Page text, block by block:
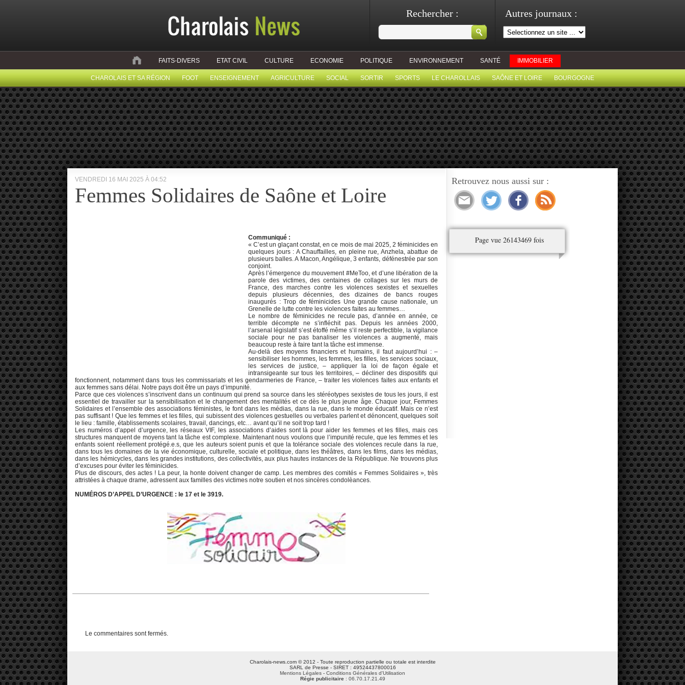
Autres journaux :
Rechercher :
FAITS-DIVERS ETAT CIVIL CULTURE ECONOMIE POLITIQUE ENVIRONNEMENT SANTÉ IMMOBILIER
CHAROLAIS ET SA RÉGION FOOT ENSEIGNEMENT AGRICULTURE SOCIAL SORTIR SPORTS LE CHAROLLAIS SAÔNE ET LOIRE BOURGOGNE
VENDREDI 16 MAI 2025 À 04:52
Femmes Solidaires de Saône et Loire
Communiqué :
« C’est un glaçant constat, en ce mois de mai 2025, 2 féminicides en
quelques jours : A Chauffailles, en pleine rue, Anzhela, abattue de
plusieurs balles. A Macon, Angélique, 3 enfants, défénestrée par son
conjoint.
Après l’émergence du mouvement #MeToo, et d’une libération de la
parole des victimes, des centaines de collages sur les murs de
France, des marches contre les violences sexistes et sexuelles
depuis plusieurs décennies, des dizaines de bancs rouges
inaugurés : Trop de féminicides Une grande cause nationale, un
Grenelle de lutte contre les violences faites au femmes…
Le nombre de féminicides ne recule pas, d’année en année, ce
terrible décompte ne s’infléchit pas. Depuis les années 2000,
l’arsenal législatif s’est étoffé même s’il reste perfectible, la vigilance
sociale pour ne pas banaliser les violences a augmenté, mais
beaucoup reste à faire tant la tâche est immense.
Au-delà des moyens financiers et humains, il faut aujourd’hui : –
sensibiliser les hommes, les femmes, les filles, les services sociaux,
les services de justice, – appliquer la loi de façon égale et
intransigeante sur tous les territoires, – décliner des dispositifs qui
fonctionnent, notamment dans tous les commissariats et les gendarmeries de France, – traiter les violences faites aux enfants et
aux femmes sans délai. Notre pays doit être un pays d’impunité.
Parce que ces violences s’inscrivent dans un continuum qui prend sa source dans les stéréotypes sexistes de tous les jours, il est
essentiel de travailler sur la sensibilisation et le changement des mentalités et ce dès le plus jeune âge. Chaque jour, Femmes
Solidaires et l’ensemble des associations féministes, le font dans les médias, dans la rue, dans le monde éducatif. Mais ce n’est
pas suffisant ! Que les femmes et les filles, qui subissent des violences gestuelles ou verbales parlent et dénoncent, quelques soit
le lieu : famille, établissements scolaires, travail, dancings, etc… avant qu’il ne soit trop tard !
Les numéros d’appel d’urgence, les réseaux VIF, les associations d’aides sont là pour aider les femmes et les filles, mais ces
structures manquent de moyens tant la tâche est complexe. Maintenant nous voulons que l’impunité recule, que les femmes et les
enfants soient réellement protégé.e.s, que les auteurs soient punis et que la tolérance sociale des violences recule dans la rue,
dans tous les domaines de la vie économique, culturelle, sociale et politique, dans les théâtres, dans les films, dans les médias,
dans les hémicycles, dans les grandes institutions, des collectivités, aux plus hautes instances de la République. Ne trouvons plus
d’excuses pour éviter les féminicides.
Plus de discours, des actes ! La peur, la honte doivent changer de camp. Les membres des comités « Femmes Solidaires », très
attristées à chaque drame, adressent aux familles des victimes notre soutien et nos sincères condolèances.
NUMÉROS D’APPEL D’URGENCE : le 17 et le 3919.
Le commentaires sont fermés.
Retrouvez nous aussi sur :
Page vue 26143469 fois
Charolais-news.com © 2012 - Toute reproduction partielle ou totale est interdite
SARL de Presse - SIRET : 49524437800016
Mentions Légales - Conditions Générales d'Utilisation
Régie publicitaire: 06.70.17.21.49